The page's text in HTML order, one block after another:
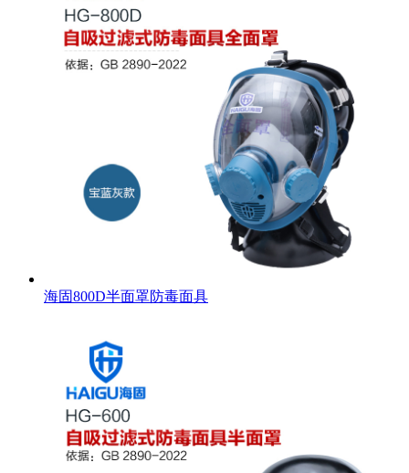
海固800D半面罩防毒面具